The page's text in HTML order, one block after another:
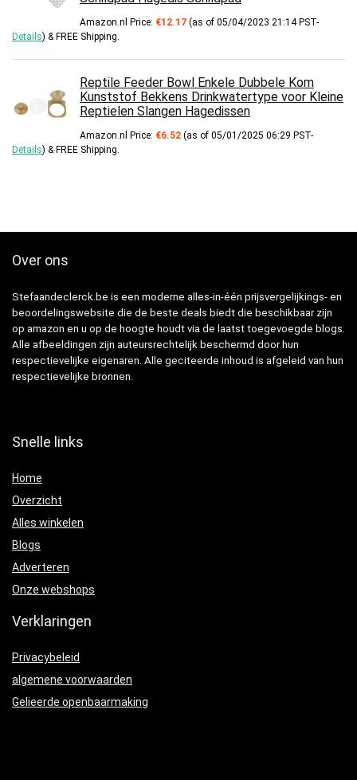
Amazon.nl Price: €12.17 (as of 05/04/2023 21:14 PST-
Details) & FREE Shipping
Reptile Feeder Bowl Enkele Dubbele Kom
Kunststof Bekkens Drinkwatertype voor Kleine
Reptielen Slangen Hagedissen
Amazon.nl Price: €6.52 (as of 05/01/2025 06:29 PST-
Details) & FREE Shipping
Over ons
Stefaandeclerck.be is een moderne alles-in-één prijsvergelijkings- en
beoordelingswebsite die de beste deals biedt die beschikbaar zijn
op amazon en u op de hoogte houdt via de laatst toegevoegde blogs.
Alle afbeeldingen zijn auteursrechtelijk beschermd door hun
respectievelijke eigenaren. Alle geciteerde inhoud is afgeleid van hun
respectievelijke bronnen.
Snelle links
Home
Overzicht
Alles winkelen
Blogs
Adverteren
Onze webshops
Verklaringen
Privacybeleid
algemene voorwaarden
Gelieerde openbaarmaking